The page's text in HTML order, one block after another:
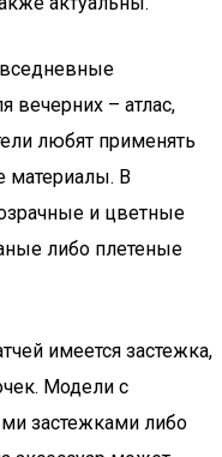
вечерних – атлас,
любят применять
материалы. В
и цветные
либо плетеные
имеется застежка,
Модели с
застежками либо